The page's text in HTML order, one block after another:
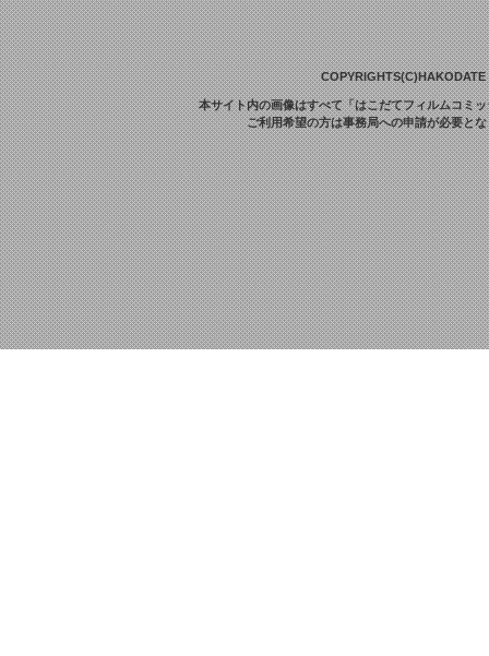
本サイト内の画像はすべて「はこだてフィルムコミ
ご利用希望の方は事務局への申請が必要と